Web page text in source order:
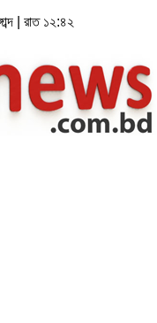
| রাত ১২:৪২